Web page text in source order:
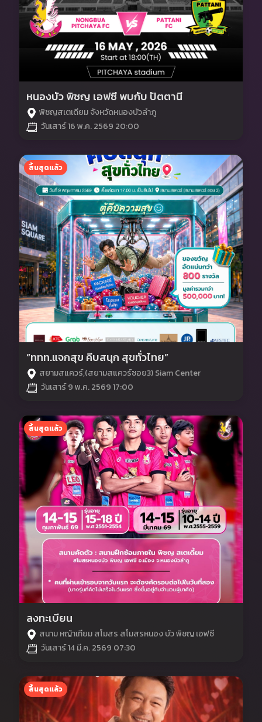
หนองบัว พิชญ เอฟซี พบกับ ปัตตานี
พิชญสเตเดียม จังหวัดหนองบัวลำภู
วันเสาร์ 16 พ.ค. 2569 20:00
สิ้นสุดแล้ว
“ททท.แจกสุข คีบสนุก สุขทั่วไทย”
สยามสแควร์,(สยามสแควร์ซอย3) Siam Center
วันเสาร์ 9 พ.ค. 2569 17:00
สิ้นสุดแล้ว
ลงทะเบียน
สนาม หญ้าเทียม สโมสร สโมสรหนอง บัว พิชญ เอฟซี
วันเสาร์ 14 มี.ค. 2569 07:30
สิ้นสุดแล้ว